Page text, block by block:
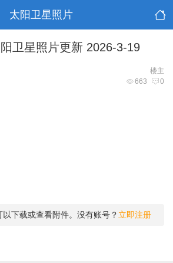
太阳卫星照片
阳卫星照片更新 2026-3-19
楼主
663 0
以下载或查看附件。没有账号？ 立即注册